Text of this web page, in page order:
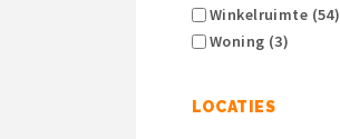
Winkelruimte (54)
Woning (3)
LOCATIES